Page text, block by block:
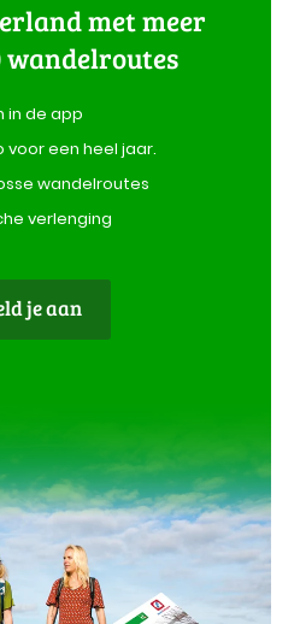
met meer
wandelroutes
in de app
voor een heel jaar.
wandelroutes
verlenging
je aan